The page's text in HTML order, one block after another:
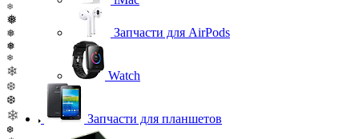
❄
❅
❅
❅
❄
❄
❆
❆
❄
❆
Запчасти для AirPods
Watch
Запчасти для планшетов